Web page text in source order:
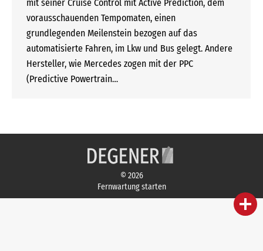
mit seiner Cruise Control mit Active Prediction, dem
vorausschauenden Tempomaten, einen
grundlegenden Meilenstein bezogen auf das
automatisierte Fahren, im Lkw und Bus gelegt. Andere
Hersteller, wie Mercedes zogen mit der PPC
(Predictive Powertrain…
© 2026
Fernwartung starten
person IHR FACHBERATER